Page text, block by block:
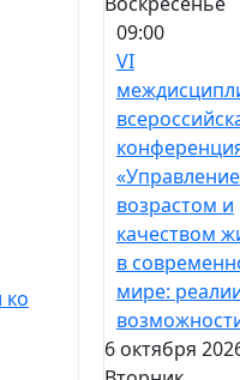
ко
09:00
VI
«Управление
возрастом и
качеством
в
мире:
6 октября